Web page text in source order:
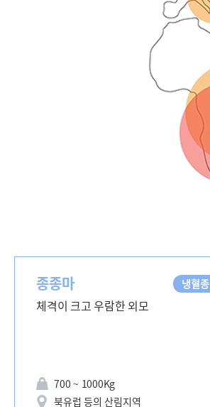
종종마 냉혈종
체격이 크고 우람한 외모
700 ~ 1000Kg
북유럽 등의 산림지역